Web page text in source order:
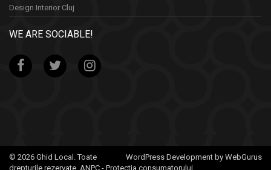
Design Interior Cluj
WE ARE SOCIABLE!
WordPress Development by WebGurus
© 2026 Ghid Local. Toate
drepturile rezervate. ANPC - Protectia consumatorului